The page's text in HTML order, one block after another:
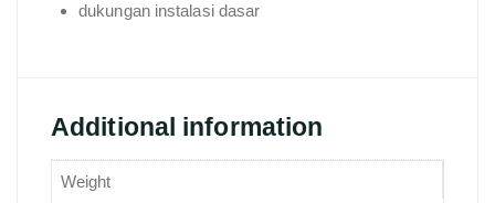
dukungan instalasi dasar
Additional information
Weight